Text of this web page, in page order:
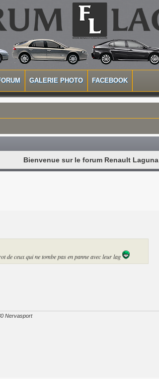
GALERIE PHOTO FACEBOOK
Bienvenue sur le forum Renault Laguna
de ceux qui ne tombe pas en panne avec leur lag
Nervasport